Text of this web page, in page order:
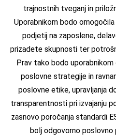
trajnostnih tveganj in
Uporabnikom bodo
podjetij na zaposlene,
prizadete skupnosti ter
Prav tako bodo
poslovne strategije in
poslovne etike, upravljanja
transparentnosti pri izvajanju
zasnovo poročanja standardi
bolj odgovorno poslovno